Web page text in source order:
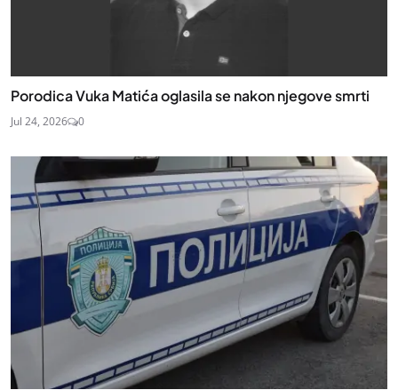
Porodica Vuka Matića oglasila se nakon njegove smrti
Jul 24, 2026 0